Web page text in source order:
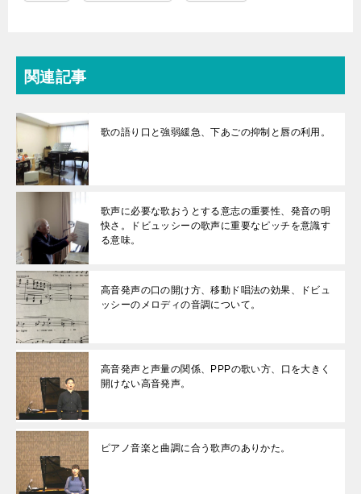
関連記事
歌の語り口と強弱緩急、下あごの抑制と唇の利用。
歌声に必要な歌おうとする意志の重要性、発音の明
快さ。ドビュッシーの歌声に重要なピッチを意識す
る意味。
高音発声の口の開け方、移動ド唱法の効果、ドビュ
ッシーのメロディの音調について。
高音発声と声量の関係、PPPの歌い方、口を大きく
開けない高音発声。
ピアノ音楽と曲調に合う歌声のありかた。